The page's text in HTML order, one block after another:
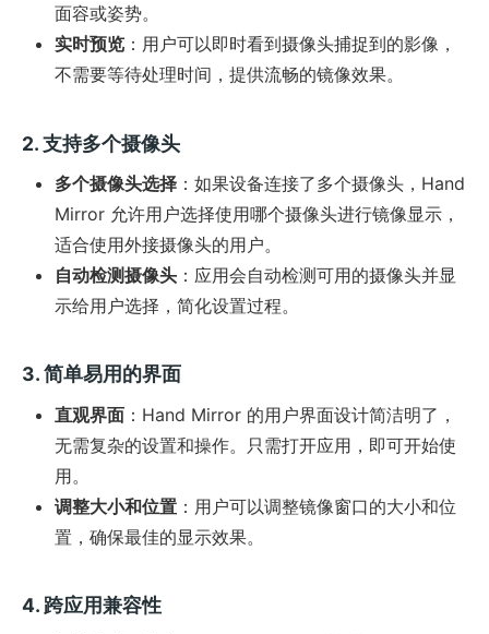
面容或姿势。
实时预览 ：用户可以即时看到摄像头捕捉到的影像，
不需要等待处理时间，提供流畅的镜像效果。
2. 支持多个摄像头
多个摄像头选择 ：如果设备连接了多个摄像头，Hand
Mirror 允许用户选择使用哪个摄像头进行镜像显示，
适合使用外接摄像头的用户。
自动检测摄像头 ：应用会自动检测可用的摄像头并显
示给用户选择，简化设置过程。
3. 简单易用的界面
直观界面 ：Hand Mirror 的用户界面设计简洁明了，
无需复杂的设置和操作。只需打开应用，即可开始使
用。
调整大小和位置 ：用户可以调整镜像窗口的大小和位
置，确保最佳的显示效果。
4. 跨应用兼容性